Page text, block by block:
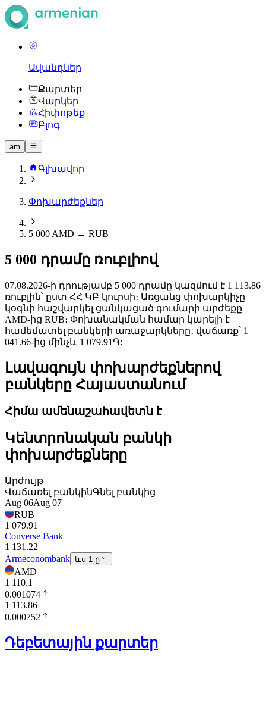
Ավանդներ
Քարտեր
Վարկեր
Հիփոթեք
Բլոգ
am
Գլխավոր
Փոխարժեքներ
5 000 AMD → RUB
5 000 դրամը ռուբլիով
07.08.2026-ի դրությամբ 5 000 դրամը կազմում է 1 113.86
ռուբլին՝ ըստ ՀՀ ԿԲ կուրսի։ Առցանց փոխարկիչը
կօգնի հաշվարկել ցանկացած գումարի արժեքը
AMD-ից RUB։ Փոխանակման համար կարելի է
համեմատել բանկերի առաջարկները․ վաճառք՝ 1
041.66-ից մինչև 1 079.91֏:
Լավագույն փոխարժեքներով
բանկերը Հայաստանում
Հիմա ամենաշահավետն է
Կենտրոնական բանկի
փոխարժեքները
Արժույթ
Վաճառել բանկինԳնել բանկից
Aug 06Aug 07
RUB
1 079.91
Converse Bank
1 131.22
Armeconombank ևս 1-ը
AMD
1 110.1
0.001074
1 113.86
0.000752
Դեբետային քարտեր